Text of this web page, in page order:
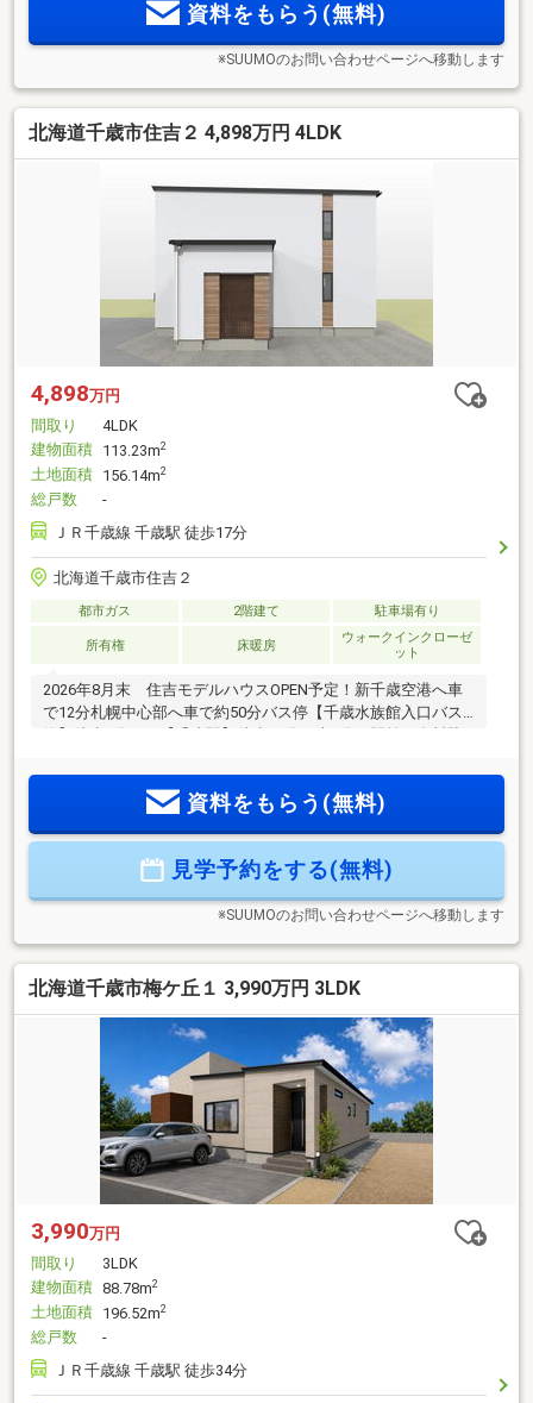
資料をもらう(無料)
※SUUMOのお問い合わせページへ移動します
北海道千歳市住吉２ 4,898万円 4LDK
4,898万円
間取り
4LDK
建物面積 113.23m2
土地面積 156.14m2
総戸数
-
ＪＲ千歳線 千歳駅 徒歩17分
北海道千歳市住吉２
都市ガス 2階建て 駐車場有り
所有権 床暖房
ウォークインクローゼ
ット
2026年8月末 住吉モデルハウスOPEN予定！新千歳空港へ車
で12分札幌中心部へ車で約50分バス停【千歳水族館入口バス
ドラッグ千歳住吉店 徒歩6分■ホクレンショップ東郊店 徒
歩7分■千歳駅北クリニック 徒歩12分、市立千歳市民病院
ｍ/西側前面道路幅25ｍ■敷地面積47.23坪 駐車スペース有■
弊社オリジナル床暖房■都市ガス・エコジョーズ■全居室収納
資料をもらう(無料)
見学予約をする(無料)
※SUUMOのお問い合わせページへ移動します
北海道千歳市梅ケ丘１ 3,990万円 3LDK
3,990万円
間取り
3LDK
建物面積 88.78m2
土地面積 196.52m2
総戸数
-
ＪＲ千歳線 千歳駅 徒歩34分